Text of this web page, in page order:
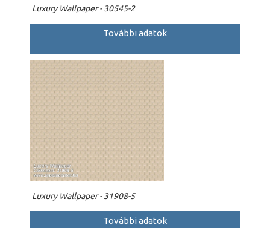
Luxury Wallpaper - 30545-2
További adatok
Luxury Wallpaper - 31908-5
További adatok